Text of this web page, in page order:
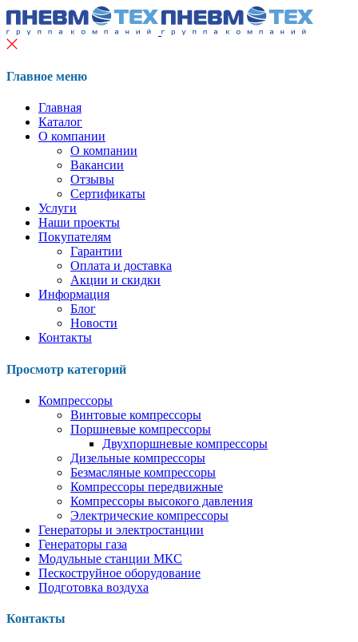
Главное меню
Главная
Каталог
О компании
О компании
Вакансии
Отзывы
Сертификаты
Услуги
Наши проекты
Покупателям
Гарантии
Оплата и доставка
Акции и скидки
Информация
Блог
Новости
Контакты
Просмотр категорий
Компрессоры
Винтовые компрессоры
Поршневые компрессоры
Двухпоршневые компрессоры
Дизельные компрессоры
Безмасляные компрессоры
Компрессоры передвижные
Компрессоры высокого давления
Электрические компрессоры
Генераторы и электростанции
Генераторы газа
Модульные станции МКС
Пескоструйное оборудование
Подготовка воздуха
Контакты